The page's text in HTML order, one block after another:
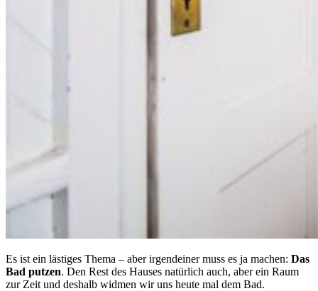
Es ist ein lästiges Thema – aber irgendeiner muss es ja machen: Das
Bad putzen. Den Rest des Hauses natürlich auch, aber ein Raum
zur Zeit und deshalb widmen wir uns heute mal dem Bad.